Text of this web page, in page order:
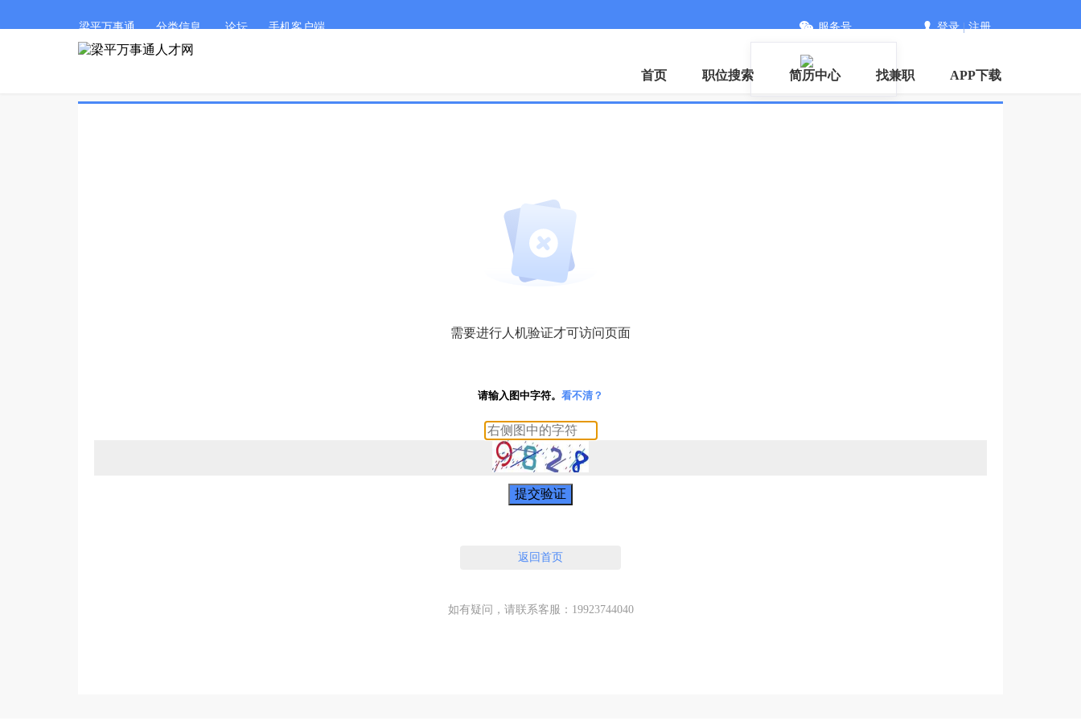
梁平万事通 分类信息 论坛 手机客户端 服务号 登录|注册
首页 职位搜索 简历中心 找兼职 APP下载
需要进行人机验证才可访问页面
请输入图中字符。 看不清？
提交验证
返回首页
如有疑问，请联系客服：19923744040